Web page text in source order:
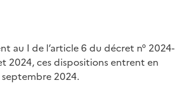
au I de l’article 6 du décret n° 2024-
2024, ces dispositions entrent en
2024.